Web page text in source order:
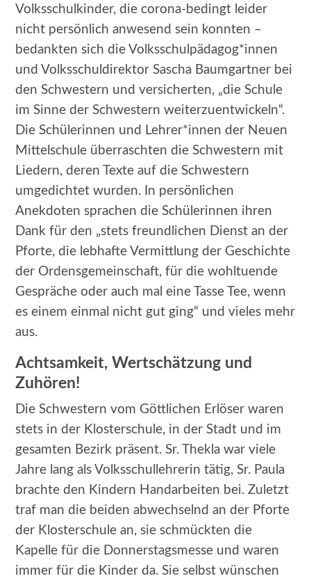
Volksschulkinder, die corona-bedingt leider
nicht persönlich anwesend sein konnten –
bedankten sich die Volksschulpädagog*innen
und Volksschuldirektor Sascha Baumgartner bei
den Schwestern und versicherten, „die Schule
im Sinne der Schwestern weiterzuentwickeln“.
Die Schülerinnen und Lehrer*innen der Neuen
Mittelschule überraschten die Schwestern mit
Liedern, deren Texte auf die Schwestern
umgedichtet wurden. In persönlichen
Anekdoten sprachen die Schülerinnen ihren
Dank für den „stets freundlichen Dienst an der
Pforte, die lebhafte Vermittlung der Geschichte
der Ordensgemeinschaft, für die wohltuende
Gespräche oder auch mal eine Tasse Tee, wenn
es einem einmal nicht gut ging“ und vieles mehr
aus.
Achtsamkeit, Wertschätzung und
Zuhören!
Die Schwestern vom Göttlichen Erlöser waren
stets in der Klosterschule, in der Stadt und im
gesamten Bezirk präsent. Sr. Thekla war viele
Jahre lang als Volksschullehrerin tätig, Sr. Paula
brachte den Kindern Handarbeiten bei. Zuletzt
traf man die beiden abwechselnd an der Pforte
der Klosterschule an, sie schmückten die
Kapelle für die Donnerstagsmesse und waren
immer für die Kinder da. Sie selbst wünschen